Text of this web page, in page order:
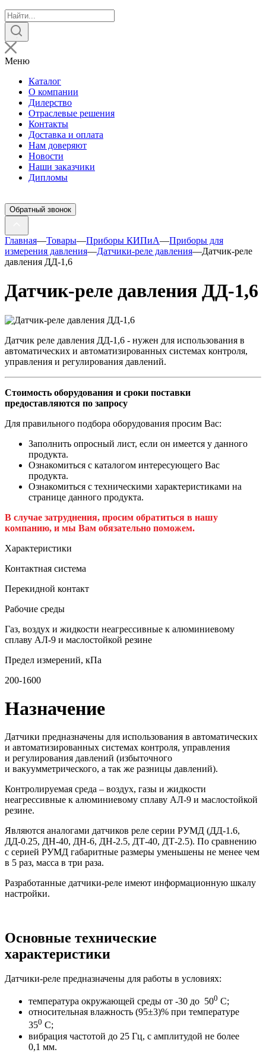
Поиск
товаров
Меню
Каталог
О компании
Дилерство
Отраслевые решения
Контакты
Доставка и оплата
Нам доверяют
Новости
Наши заказчики
Дипломы
Обратный звонок
Главная—Товары—Приборы КИПиА—Приборы для
измерения давления—Датчики-реле давления—Датчик-реле
давления ДД-1,6
Датчик-реле давления ДД-1,6
Датчик реле давления ДД-1,6 - нужен для использования в
автоматических и автоматизированных системах контроля,
управления и регулирования давлений.
Стоимость оборудования и сроки поставки
предоставляются по запросу
Для правильного подбора оборудования просим Вас:
Заполнить опросный лист, если он имеется у данного
продукта.
Ознакомиться с каталогом интересующего Вас
продукта.
Ознакомиться с техническими характеристиками на
странице данного продукта.
В случае затруднения, просим обратиться в нашу
компанию, и мы Вам обязательно поможем.
Характеристики
Контактная система
Перекидной контакт
Рабочие среды
Газ, воздух и жидкости неагрессивные к алюминиевому
сплаву АЛ-9 и маслостойкой резине
Предел измерений, кПа
200-1600
Назначение
Датчики предназначены для использования в автоматических
и автоматизированных системах контроля, управления
и регулирования давлений (избыточного
и вакуумметрического, а так же разницы давлений).
Контролируемая среда – воздух, газы и жидкости
неагрессивные к алюминиевому сплаву АЛ-9 и маслостойкой
резине.
Являются аналогами датчиков реле серии РУМД (ДД-1.6,
ДД-0.25, ДН-40, ДН-6, ДН-2.5, ДТ-40, ДТ-2.5). По сравнению
с серией РУМД габаритные размеры уменьшены не менее чем
в 5 раз, масса в три раза.
Разработанные датчики-реле имеют информационную шкалу
настройки.
Основные технические
характеристики
Датчики-реле предназначены для работы в условиях:
температура окружающей среды от -30 до 500 С;
относительная влажность (95±3)% при температуре
350 С;
вибрация частотой до 25 Гц, с амплитудой не более
0,1 мм.